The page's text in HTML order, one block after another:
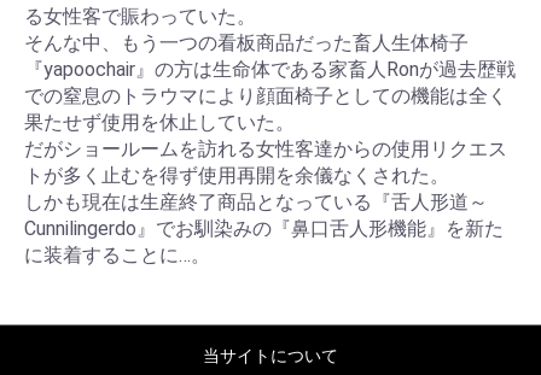
る女性客で賑わっていた。
そんな中、もう一つの看板商品だった畜人生体椅子
『yapoochair』の方は生命体である家畜人Ronが過去歴戦
での窒息のトラウマにより顔面椅子としての機能は全く
果たせず使用を休止していた。
だがショールームを訪れる女性客達からの使用リクエス
トが多く止むを得ず使用再開を余儀なくされた。
しかも現在は生産終了商品となっている『舌人形道～
Cunnilingerdo』でお馴染みの『鼻口舌人形機能』を新た
に装着することに…。
当サイトについて